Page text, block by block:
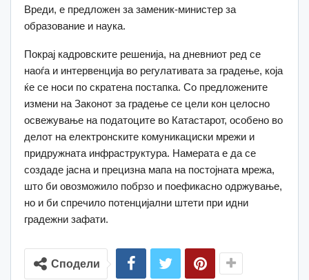
Вреди, е предложен за заменик-министер за
образование и наука.
Покрај кадровските решенија, на дневниот ред се
наоѓа и интервенција во регулативата за градење, која
ќе се носи по скратена постапка. Со предложените
измени на Законот за градење се цели кон целосно
освежување на податоците во Катастарот, особено во
делот на електронските комуникациски мрежи и
придружната инфраструктура. Намерата е да се
создаде јасна и прецизна мапа на постојната мрежа,
што би овозможило побрзо и поефикасно одржување,
но и би спречило потенцијални штети при идни
градежни зафати.
Сподели